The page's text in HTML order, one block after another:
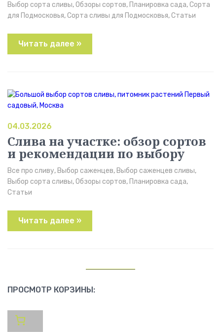
Выбор сорта сливы,Обзоры сортов, Планировка сада,Сорта
для Подмосковья,Сорта сливы для Подмосковья,Статьи
Читать далее »
04.03.2026
Слива на участке: обзор сортов
и рекомендации по выбору
Все про сливу, Выбор саженцев, Выбор саженцев сливы,
Выбор сорта сливы,Обзоры сортов, Планировка сада,
Статьи
Читать далее »
ПРОСМОТР КОРЗИНЫ: